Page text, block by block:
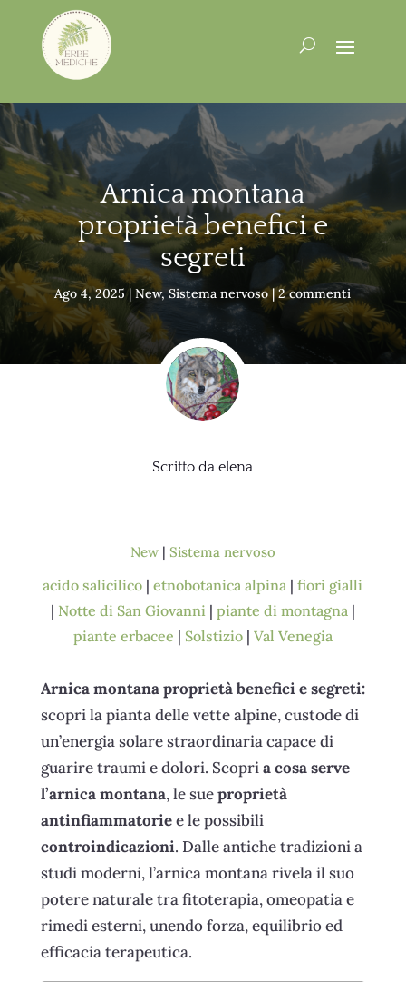
Arnica montana
proprietà benefici e
segreti
Ago 4, 2025|New,Sistema nervoso|2 commenti
Scritto daelena
New| Sistema nervoso
acido salicilico |etnobotanica alpina |fiori gialli
| Notte di San Giovanni | piante di montagna |
piante erbacee | Solstizio| Val Venegia
Arnica montana proprietà benefici e segreti:
scopri la pianta delle vette alpine, custode di
un’energia solare straordinaria capace di
guarire traumi e dolori. Scopria cosa serve
l’arnica montana, le sueproprietà
antinfiammatoriee le possibili
controindicazioni. Dalle antiche tradizioni a
studi moderni, l’arnica montana rivela il suo
potere naturale tra fitoterapia, omeopatia e
rimedi esterni, unendo forza, equilibrio ed
efficacia terapeutica.